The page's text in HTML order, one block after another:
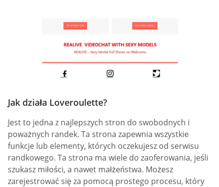
Jak działa Loveroulette?
Jest to jedna z najlepszych stron do swobodnych i
poważnych randek. Ta strona zapewnia wszystkie
funkcje lub elementy, których oczekujesz od serwisu
randkowego. Ta strona ma wiele do zaoferowania, jeśli
szukasz miłości, a nawet małżeństwa. Możesz
zarejestrować się za pomocą prostego procesu, który